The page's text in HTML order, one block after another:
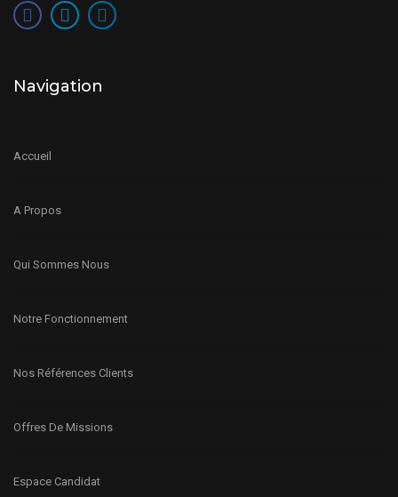
Navigation
Accueil
A Propos
Qui Sommes Nous
Notre Fonctionnement
Nos Références Clients
Offres De Missions
Espace Candidat